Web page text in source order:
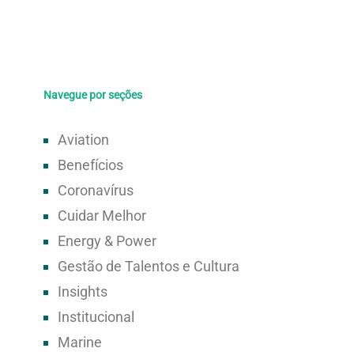
Navegue por seções
Aviation
Benefícios
Coronavírus
Cuidar Melhor
Energy & Power
Gestão de Talentos e Cultura
Insights
Institucional
Marine